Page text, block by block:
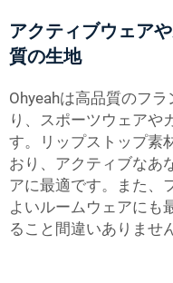
アクティブウェア
質の生地
Ohyeahは高品質のフ
り、スポーツウェアや
す。リップストップ素
おり、アクティブなあ
アに最適です。また、
よいルームウェアにも
ること間違いありませ